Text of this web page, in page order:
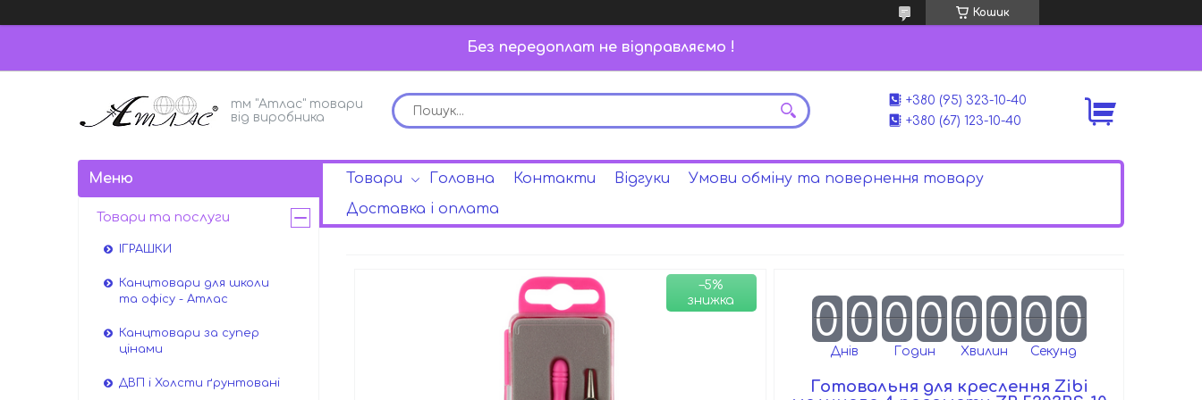
Кошик
Без передоплат не відправляємо !
тм "Атлас" товари
від виробника
+380 (95) 323-10-40
+380 (67) 123-10-40
Товари Головна Контакти Відгуки
Умови обміну та повернення товару
Доставка і оплата
–5%
0 0
Днів
0 0
Годин
0 0
Хвилин
0 0
Секунд
Готовальня для креслення Zibi
Товари та послуги
ІГРАШКИ
Канцтовари для школи
та офісу - Атлас
Канцтовари за супер
цінами
ДВП і Холсти ґрунтовані